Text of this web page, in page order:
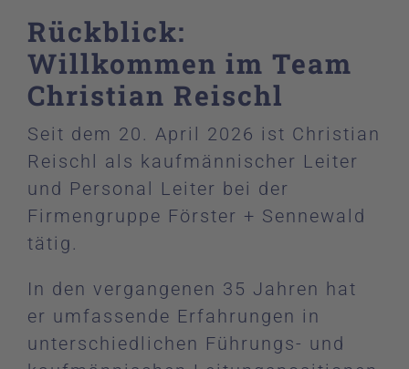
Rückblick:
Willkommen im Team
Christian Reischl
Seit dem 20. April 2026 ist Christian
Reischl als kaufmännischer Leiter
und Personal Leiter bei der
Firmengruppe Förster + Sennewald
tätig.
In den vergangenen 35 Jahren hat
er umfassende Erfahrungen in
unterschiedlichen Führungs- und